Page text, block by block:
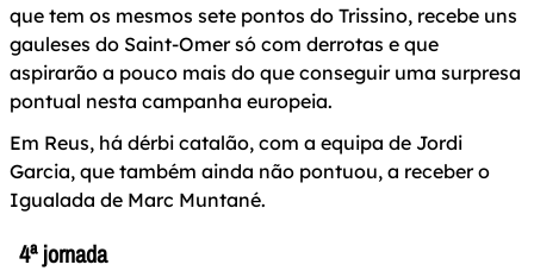
que tem os mesmos sete pontos do Trissino, recebe uns
gauleses do Saint-Omer só com derrotas e que
aspirarão a pouco mais do que conseguir uma surpresa
pontual nesta campanha europeia.
Em Reus, há dérbi catalão, com a equipa de Jordi
Garcia, que também ainda não pontuou, a receber o
Igualada de Marc Muntané.
4ª jornada